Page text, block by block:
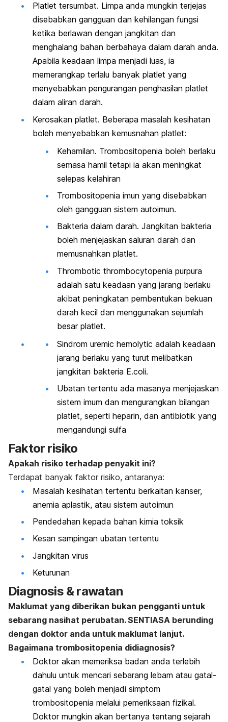
Platlet tersumbat. Limpa anda mungkin terjejas
disebabkan gangguan dan kehilangan fungsi
ketika berlawan dengan jangkitan dan
menghalang bahan berbahaya dalam darah anda.
Apabila keadaan limpa menjadi luas, ia
memerangkap terlalu banyak platlet yang
menyebabkan pengurangan penghasilan platlet
dalam aliran darah.
Kerosakan platlet. Beberapa masalah kesihatan
boleh menyebabkan kemusnahan platlet:
Kehamilan. Trombositopenia boleh berlaku
semasa hamil tetapi ia akan meningkat
selepas kelahiran
Trombositopenia imun yang disebabkan
oleh gangguan sistem autoimun.
Bakteria dalam darah. Jangkitan bakteria
boleh menjejaskan saluran darah dan
memusnahkan platlet.
Thrombotic thrombocytopenia purpura
adalah satu keadaan yang jarang berlaku
akibat peningkatan pembentukan bekuan
darah kecil dan menggunakan sejumlah
besar platlet.
Sindrom uremic hemolytic adalah keadaan
jarang berlaku yang turut melibatkan
jangkitan bakteria E.coli.
Ubatan tertentu ada masanya menjejaskan
sistem imum dan mengurangkan bilangan
platlet, seperti heparin, dan antibiotik yang
mengandungi sulfa
Faktor risiko
Apakah risiko terhadap penyakit ini?
Terdapat banyak faktor risiko, antaranya:
Masalah kesihatan tertentu berkaitan kanser,
anemia aplastik, atau sistem autoimun
Pendedahan kepada bahan kimia toksik
Kesan sampingan ubatan tertentu
Jangkitan virus
Keturunan
Diagnosis & rawatan
Maklumat yang diberikan bukan pengganti untuk
sebarang nasihat perubatan. SENTIASA berunding
dengan doktor anda untuk maklumat lanjut.
Bagaimana trombositopenia didiagnosis?
Doktor akan memeriksa badan anda terlebih
dahulu untuk mencari sebarang lebam atau gatal-
gatal yang boleh menjadi simptom
trombositopenia melalui pemeriksaan fizikal.
Doktor mungkin akan bertanya tentang sejarah